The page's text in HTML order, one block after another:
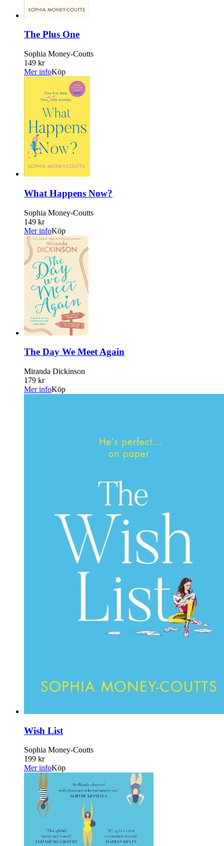
The Plus One
Sophia Money-Coutts
149 kr
Mer infoKöp
What Happens Now?
Sophia Money-Coutts
149 kr
Mer infoKöp
The Day We Meet Again
Miranda Dickinson
179 kr
Mer infoKöp
Wish List
Sophia Money-Coutts
199 kr
Mer infoKöp